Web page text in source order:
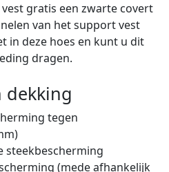
gratis een zwarte covert
van het support vest
in deze hoes en kunt u dit
dragen.
dekking
tegen
steekbescherming
(mede afhankelijk